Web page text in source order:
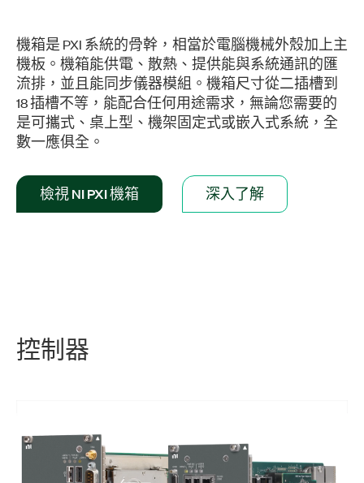
機箱是 PXI 系統的骨幹，相當於電腦機械外殼加上主
機板。機箱能供電、散熱、提供能與系統通訊的匯
流排，並且能同步儀器模組。機箱尺寸從二插槽到
18 插槽不等，能配合任何用途需求，無論您需要的
是可攜式、桌上型、機架固定式或嵌入式系統，全
數一應俱全。
檢視 NI PXI 機箱 深入了解
控制器